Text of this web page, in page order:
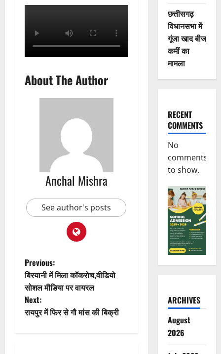
About The Author
Anchal Mishra
See author's posts
P
o
s
Previous:
बिरयानी में मिला कॉकरोच,वीडियो
सोशल मीडिया पर वायरल
Next:
रायपुर में फिर से गौ मांस की बिक्री
छत्तीसगढ़
विधानसभा में
गूंजा खाद बीज
कमीं का
मामला
RECENT
COMMENTS
No
comments
to show.
ARCHIVES
August
2026